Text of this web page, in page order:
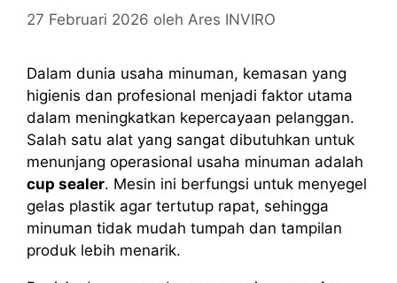
27 Februari 2026 oleh Ares INVIRO
Dalam dunia usaha minuman, kemasan yang
higienis dan profesional menjadi faktor utama
dalam meningkatkan kepercayaan pelanggan.
Salah satu alat yang sangat dibutuhkan untuk
menunjang operasional usaha minuman adalah
cup sealer. Mesin ini berfungsi untuk menyegel
gelas plastik agar tertutup rapat, sehingga
minuman tidak mudah tumpah dan tampilan
produk lebih menarik.